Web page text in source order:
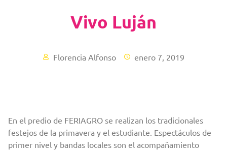
Vivo Luján
Florencia Alfonso enero 7, 2019
En el predio de FERIAGRO se realizan los tradicionales
festejos de la primavera y el estudiante. Espectáculos de
primer nivel y bandas locales son el acompañamiento